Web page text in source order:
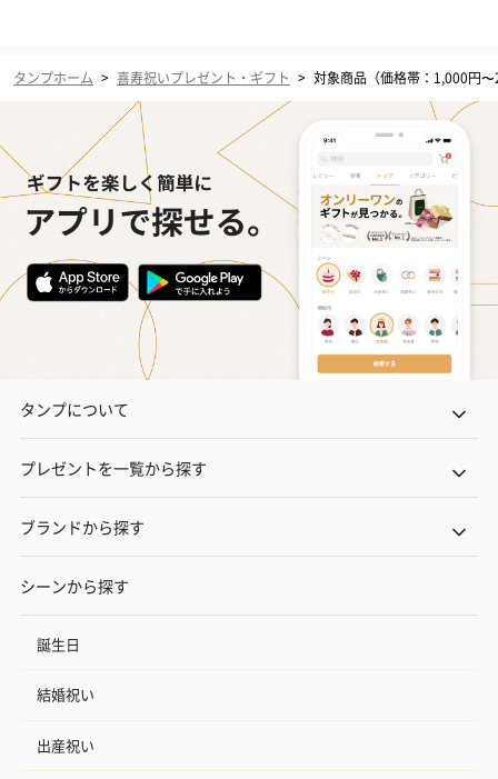
タンプホーム > 喜寿祝いプレゼント・ギフト > 対象商品（価格帯：1,000円
タンプについて
プレゼントを一覧から探す
ブランドから探す
シーンから探す
誕生日
結婚祝い
出産祝い